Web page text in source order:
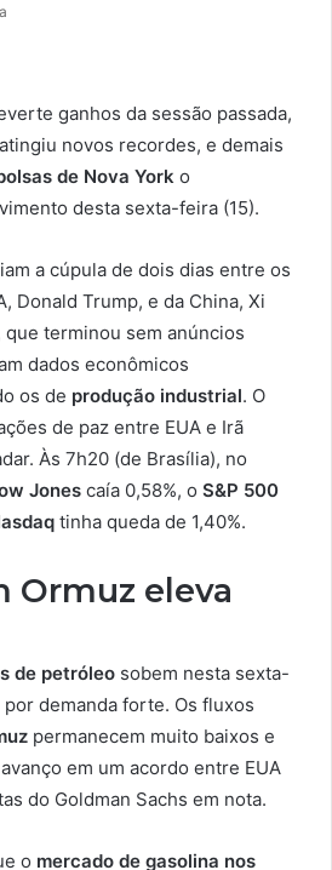
ganhos da sessão passada,
atingiu novos recordes, e demais
de Nova York o
desta sexta-feira (15).
a cúpula de dois dias entre os
Donald Trump, e da China, Xi
terminou sem anúncios
dados econômicos
os de produção industrial. O
de paz entre EUA e Irã
Às 7h20 (de Brasília), no
Jones caía 0,58%, o S&P 500
tinha queda de 1,40%.
Ormuz eleva
de petróleo sobem nesta sexta-
demanda forte. Os fluxos
permanecem muito baixos e
em um acordo entre EUA
do Goldman Sachs em nota.
o mercado de gasolina nos